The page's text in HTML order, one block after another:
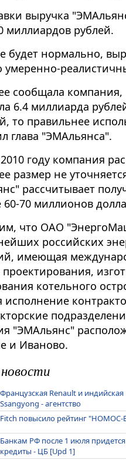
выручка
миллиардов рублей.
будет нормально,
умеренно-
сообщала компания,
6.4 миллиарда
то правильнее
глава "ЭМАльянса".
году компания
размер не
рассчитывает
60-70 миллионов
что ОАО
российских
имеющая
проектирования,
котельного
исполнение
"ЭМАльянс"
и Иваново.
Французская Renault и
Ssangyong - агентство
Fitch повысило рейтинг "НОМОС-
Банкам РФ после 1 июля
кредиты - ЦБ [Upd 1]